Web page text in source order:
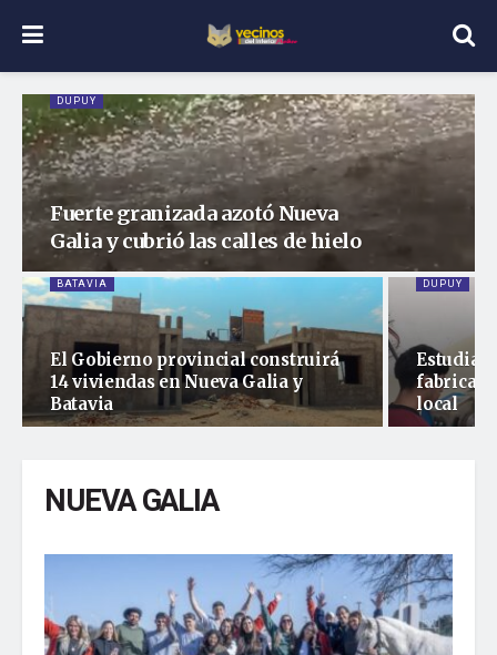
DUPUY
Fuerte granizada azotó Nueva
Galia y cubrió las calles de hielo
BATAVIA
El Gobierno provincial construirá
14 viviendas en Nueva Galia y
Batavia
DUPUY
fabrican
local
NUEVA GALIA